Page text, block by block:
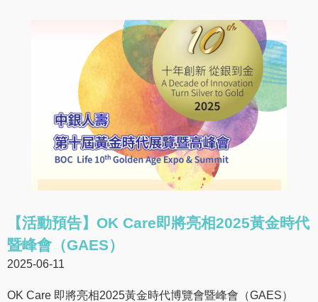
【活動預告】OK Care即將亮相2025黃金時代
暨峰會（GAES）
2025-06-11
OK Care 即將亮相2025黃金時代博覽會暨峰會（GAES）